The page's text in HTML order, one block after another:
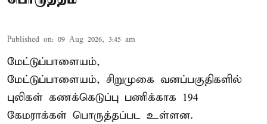
Published on: 09 Aug 2026, 3:45 am
மேட்டுப்பாளையம்,
மேட்டுப்பாளையம், சிறுமுகை வனப்பகுதிகளில்
புலிகள் கணக்கெடுப்பு பணிக்காக 194
கேமராக்கள் பொருத்தப்பட உள்ளன.